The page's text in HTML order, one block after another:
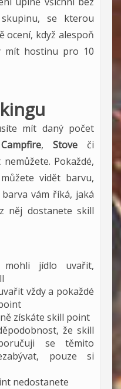
se kterou
ocení, když alespoň
mít hostinu pro 10
mít daný počet
Campfire,Stove či
Pokaždé,
vidět barvu,
vám říká, jaká
něj dostanete skill
jídlo uvařit,
vždy a pokaždé
získáte skill point
že skill
se těmito
pouze si
nedostanete